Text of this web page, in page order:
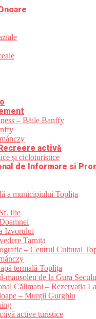
– Băile Banffy
activă
şi cicloturistice
de Informare si
a municipiului Toplița
Ilie
Izvorului
Tarnița
– Centrul Cultural
termală Toplița
mausoleu de la Gura
Călimani – Rezervația
– Munții Gurghiu
active turistice